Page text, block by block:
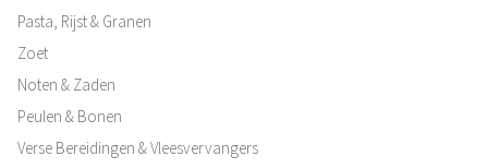
Pasta, Rijst & Granen
Zoet
Noten & Zaden
Peulen & Bonen
Verse Bereidingen & Vleesvervangers